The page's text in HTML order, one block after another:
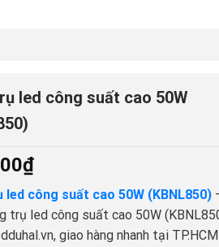
led công suất cao 50W
₫
led công suất cao 50W (KBNL850)
trụ led công suất cao 50W
giao hàng nhanh tại